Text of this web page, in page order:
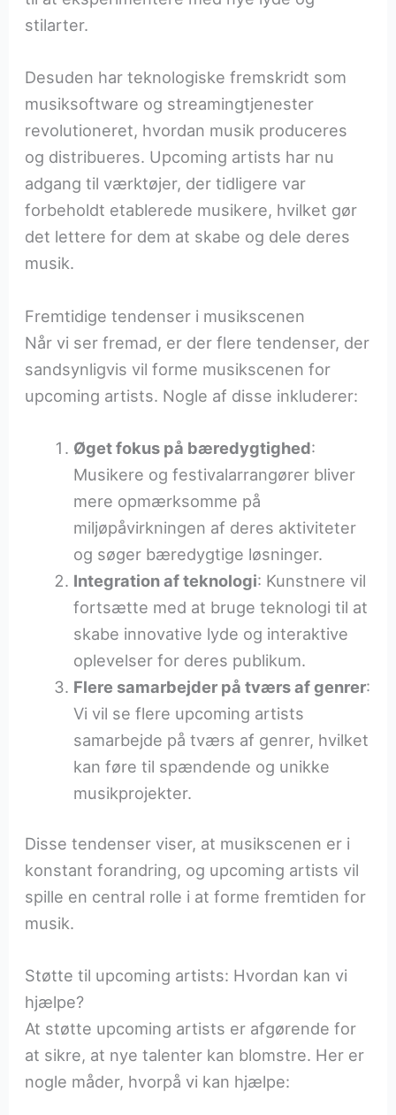
stilarter.
Desuden har teknologiske fremskridt som
musiksoftware og streamingtjenester
revolutioneret, hvordan musik produceres
og distribueres. Upcoming artists har nu
adgang til værktøjer, der tidligere var
forbeholdt etablerede musikere, hvilket gør
det lettere for dem at skabe og dele deres
musik.
Fremtidige tendenser i musikscenen
Når vi ser fremad, er der flere tendenser, der
sandsynligvis vil forme musikscenen for
upcoming artists. Nogle af disse inkluderer:
Øget fokus på bæredygtighed:
Musikere og festivalarrangører bliver
mere opmærksomme på
miljøpåvirkningen af deres aktiviteter
og søger bæredygtige løsninger.
Integration af teknologi: Kunstnere vil
fortsætte med at bruge teknologi til at
skabe innovative lyde og interaktive
oplevelser for deres publikum.
Flere samarbejder på tværs af genrer:
Vi vil se flere upcoming artists
samarbejde på tværs af genrer, hvilket
kan føre til spændende og unikke
musikprojekter.
Disse tendenser viser, at musikscenen er i
konstant forandring, og upcoming artists vil
spille en central rolle i at forme fremtiden for
musik.
Støtte til upcoming artists: Hvordan kan vi
hjælpe?
At støtte upcoming artists er afgørende for
at sikre, at nye talenter kan blomstre. Her er
nogle måder, hvorpå vi kan hjælpe: